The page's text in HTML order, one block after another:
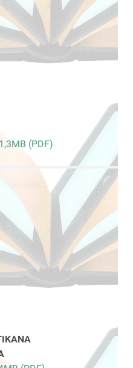
(PDF)